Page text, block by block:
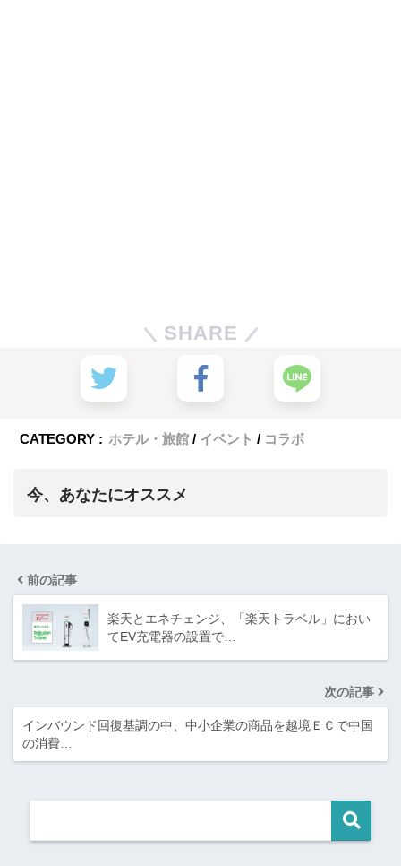
SHARE
CATEGORY : ホテル・旅館 イベント コラボ
今、あなたにオススメ
前の記事
楽天とエネチェンジ、「楽天トラベル」におい
てEV充電器の設置で…
次の記事
インバウンド回復基調の中、中小企業の商品を越境ＥＣで中国
の消費…